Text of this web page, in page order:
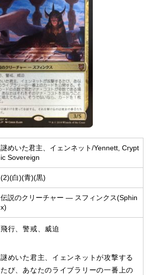
謎めいた君主、イェンネット/Yennett, Crypt
ic Sovereign
(2)(白)(青)(黒)
伝説のクリーチャー — スフィンクス(Sphin
x)
飛行、警戒、威迫
謎めいた君主、イェンネットが攻撃する
たび、あなたのライブラリーの一番上の